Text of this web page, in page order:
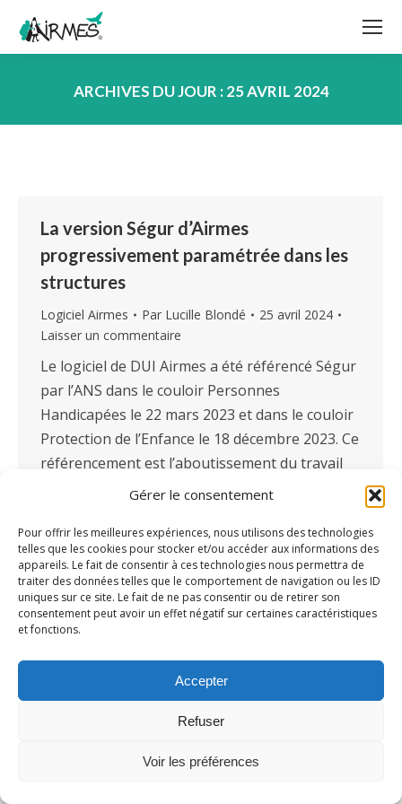
Gérer le consentement
Pour offrir les meilleures expériences, nous utilisons des technologies
telles que les cookies pour stocker et/ou accéder aux informations des
appareils. Le fait de consentir à ces technologies nous permettra de
traiter des données telles que le comportement de navigation ou les ID
uniques sur ce site. Le fait de ne pas consentir ou de retirer son
consentement peut avoir un effet négatif sur certaines caractéristiques
et fonctions.
Accepter
Refuser
Voir les préférences
ARCHIVES DU JOUR :25 AVRIL 2024
La version Ségur d’Airmes
progressivement paramétrée dans les
structures
Logiciel Airmes Par Lucille Blondé
25 avril 2024
Laisser un commentaire
Le logiciel de DUI Airmes a été référencé Ségur
par l’ANS dans le couloir Personnes
Handicapées le 22 mars 2023 et dans le couloir
Protection de l’Enfance le 18 décembre 2023. Ce
référencement est l’aboutissement du travail
de mise en conformité considérable des
entamé en…